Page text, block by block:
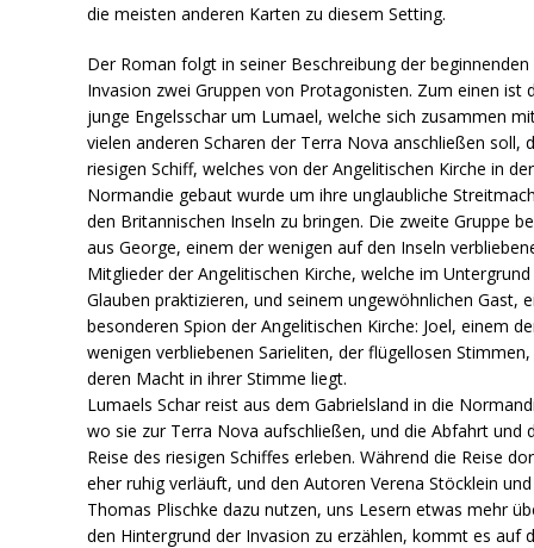
die meisten anderen Karten zu diesem Setting.
Der Roman folgt in seiner Beschreibung der beginnenden
Invasion zwei Gruppen von Protagonisten. Zum einen ist
junge Engelsschar um Lumael, welche sich zusammen
vielen anderen Scharen der Terra Nova anschließen soll,
riesigen Schiff, welches von der Angelitischen Kirche in der
Normandie gebaut wurde um ihre unglaubliche
den Britannischen Inseln zu bringen. Die zweite Gruppe
aus George, einem der wenigen auf den Inseln
Mitglieder der Angelitischen Kirche, welche im
Glauben praktizieren, und seinem ungewöhnlichen Gast,
besonderen Spion der Angelitischen Kirche: Joel, einem
wenigen verbliebenen Sarieliten, der flügellosen Stimmen,
deren Macht in ihrer Stimme liegt.
Lumaels Schar reist aus dem Gabrielsland in die
wo sie zur Terra Nova aufschließen, und die Abfahrt und
Reise des riesigen Schiffes erleben. Während die Reise
eher ruhig verläuft, und den Autoren Verena Stöcklein und
Thomas Plischke dazu nutzen, uns Lesern etwas mehr
den Hintergrund der Invasion zu erzählen, kommt es auf